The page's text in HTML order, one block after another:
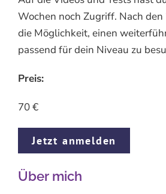
Wochen noch Zugriff. Nach
die Möglichkeit, einen
passend für dein Niveau zu
Preis:
70 €
Jetzt anmelden
Über mich